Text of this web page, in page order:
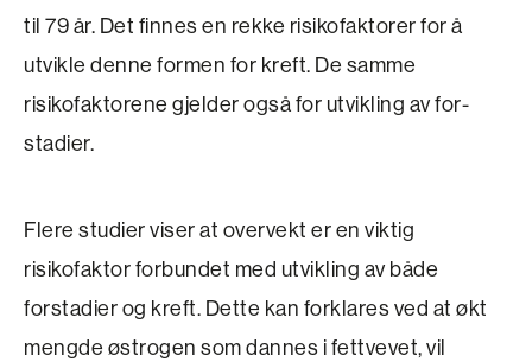
til 79 år. Det finnes en rekke risikofaktorer for å
utvikle denne formen for kreft. De samme
risikofaktorene gjelder også for utvikling av for­
stadier.
Flere studier viser at overvekt er en viktig
risikofaktor forbundet med utvikling av både
forstadier og kreft. Dette kan forklares ved at økt
mengde østrogen som dannes i fettvevet, vil